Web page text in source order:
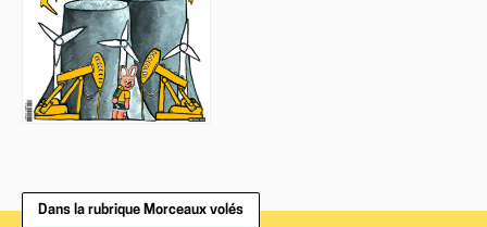
Dans la rubrique Morceaux volés